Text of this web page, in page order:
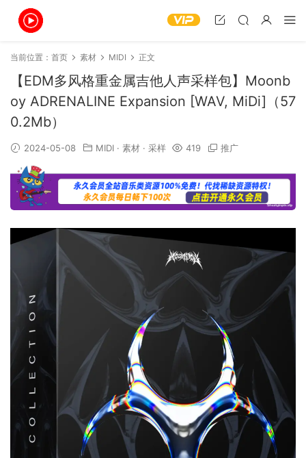
当前位置： 首页 素材 MIDI 正文
【EDM多风格重金属吉他人声采样包】Moonb
oy ADRENALINE Expansion [WAV, MiDi]（57
0.2Mb）
2024-05-08 MIDI · 素材 · 采样 419 推广